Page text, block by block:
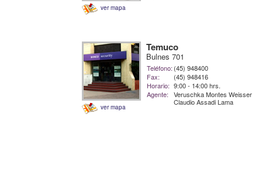
ver mapa
ver mapa
Temuco
Bulnes 701
Teléfono: (45) 948400
Fax:
(45) 948416
Horario: 9:00 - 14:00 hrs.
Agente:
Veruschka Montes Weisser
Claudio Assadi Lama